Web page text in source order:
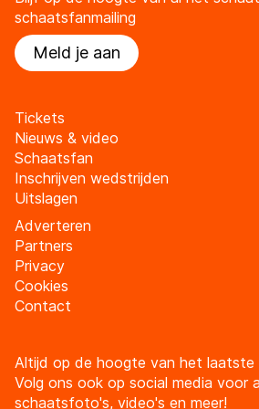
schaatsfanmailing
Meld je aan
Tickets
Nieuws & video
Schaatsfan
Inschrijven wedstrijden
Uitslagen
Adverteren
Partners
Privacy
Cookies
Contact
Altijd op de hoogte van het laatste
Volg ons ook op social media voor
schaatsfoto's, video's en meer!